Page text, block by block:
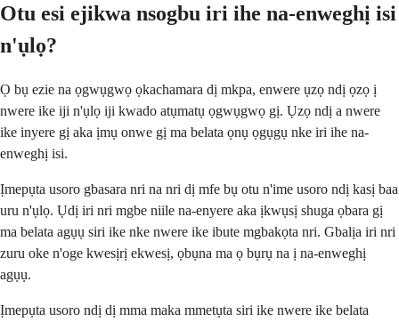
Otu esi ejikwa nsogbu iri ihe na-enweghị isi
n'ụlọ?
Ọ bụ ezie na ọgwụgwọ ọkachamara dị mkpa, enwere ụzọ ndị ọzọ ị
nwere ike iji n'ụlọ iji kwado atụmatụ ọgwụgwọ gị. Ụzọ ndị a nwere
ike inyere gị aka ịmụ onwe gị ma belata ọnụ ọgụgụ nke iri ihe na-
enweghị isi.
Ịmepụta usoro gbasara nri na nri dị mfe bụ otu n'ime usoro ndị kasị baa
uru n'ụlọ. Ụdị iri nri mgbe niile na-enyere aka ịkwụsị shuga ọbara gị
ma belata agụụ siri ike nke nwere ike ibute mgbakọta nri. Gbalịa iri nri
zuru oke n'oge kwesịrị ekwesị, ọbụna ma ọ bụrụ na ị na-enweghị
agụụ.
Ịmepụta usoro ndị dị mma maka mmetụta siri ike nwere ike belata